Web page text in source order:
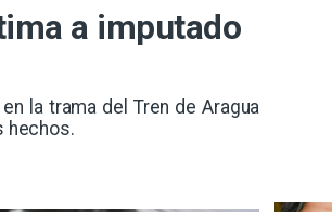
a imputado
la trama del Tren de Aragua
hechos.